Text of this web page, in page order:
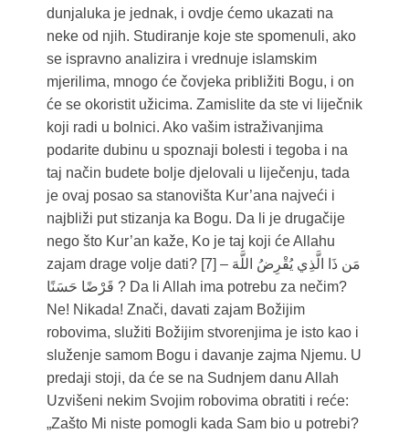
dunjaluka je jednak, i ovdje ćemo ukazati na
neke od njih. Studiranje koje ste spomenuli, ako
se ispravno analizira i vrednuje islamskim
mjerilima, mnogo će čovjeka približiti Bogu, i on
će se okoristit užicima. Zamislite da ste vi liječnik
koji radi u bolnici. Ako vašim istraživanjima
podarite dubinu u spoznaji bolesti i tegoba i na
taj način budete bolje djelovali u liječenju, tada
je ovaj posao sa stanovišta Kur’ana najveći i
najbliži put stizanja ka Bogu. Da li je drugačije
nego što Kur’an kaže, Ko je taj koji će Allahu
zajam drage volje dati? [7] – مَن ذَا الَّذِي يُقْرِضُ اللَّهَ
قَرْضًا حَسَنًا ? Da li Allah ima potrebu za nečim?
Ne! Nikada! Znači, davati zajam Božijim
robovima, služiti Božijim stvorenjima je isto kao i
služenje samom Bogu i davanje zajma Njemu. U
predaji stoji, da će se na Sudnjem danu Allah
Uzvišeni nekim Svojim robovima obratiti i reće:
„Zašto Mi niste pomogli kada Sam bio u potrebi?